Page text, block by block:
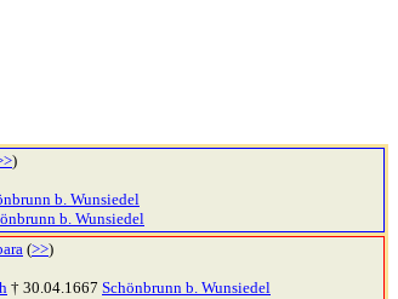
)
b. Wunsiedel
b. Wunsiedel
(>>)
† 30.04.1667 Schönbrunn b. Wunsiedel